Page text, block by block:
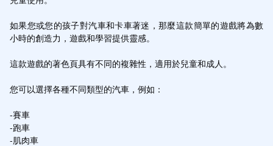
如果您或您的孩子對汽車和卡車著迷，那麼這款簡單的遊戲將為數
小時的創造力，遊戲和學習提供靈感。
這款遊戲的著色頁具有不同的複雜性，適用於兒童和成人。
您可以選擇各種不同類型的汽車，例如：
-賽車
-跑車
-肌肉車